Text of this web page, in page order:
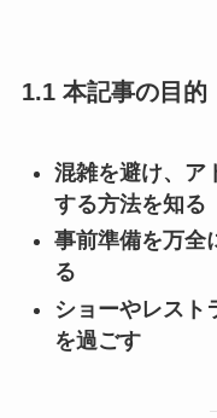
1.1 本記事の目的
混雑を避け、ア
する方法を知る
事前準備を万全
る
ショーやレスト
を過ごす